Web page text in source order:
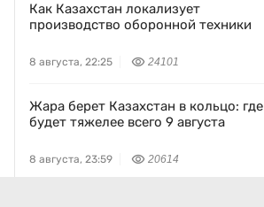
Как Казахстан локализует
производство оборонной техники
8 августа, 22:25 24101
Жара берет Казахстан в кольцо: где
будет тяжелее всего 9 августа
8 августа, 23:59 20614